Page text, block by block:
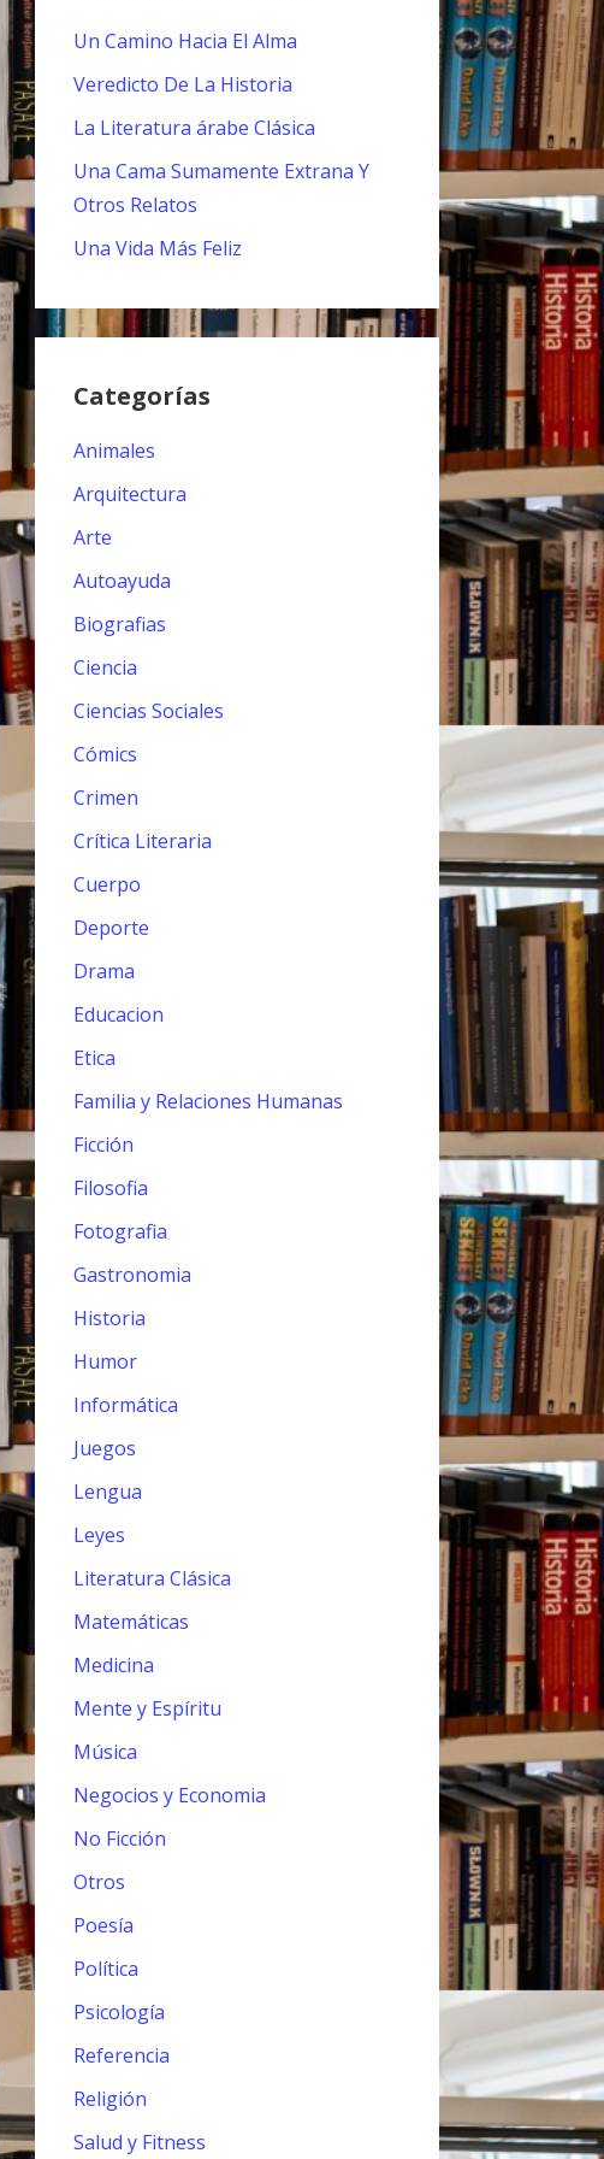
Un Camino Hacia El Alma
Veredicto De La Historia
La Literatura árabe Clásica
Una Cama Sumamente Extrana Y
Otros Relatos
Una Vida Más Feliz
Categorías
Animales
Arquitectura
Arte
Autoayuda
Biografias
Ciencia
Ciencias Sociales
Cómics
Crimen
Crítica Literaria
Cuerpo
Deporte
Drama
Educacion
Etica
Familia y Relaciones Humanas
Ficción
Filosofia
Fotografia
Gastronomia
Historia
Humor
Informática
Juegos
Lengua
Leyes
Literatura Clásica
Matemáticas
Medicina
Mente y Espíritu
Música
Negocios y Economia
No Ficción
Otros
Poesía
Política
Psicología
Referencia
Religión
Salud y Fitness